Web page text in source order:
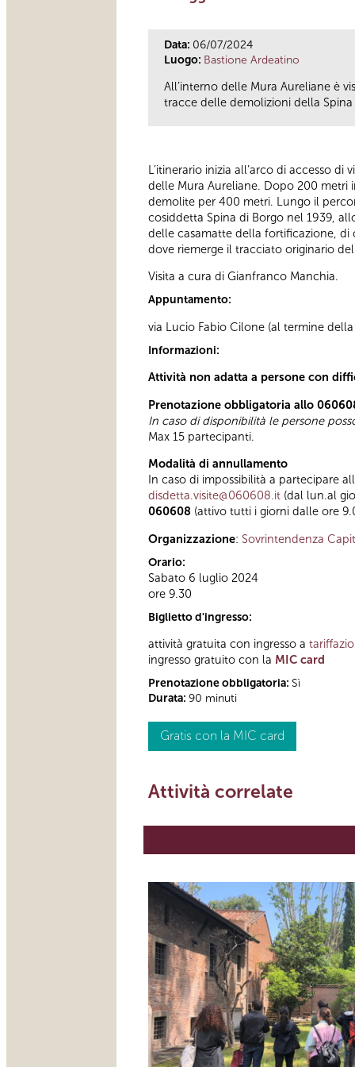
Data: 06/07/2024
Luogo: Bastione Ardeatino
All’interno delle Mura Aureliane è
tracce delle demolizioni della
L’itinerario inizia all’arco di accesso
delle Mura Aureliane. Dopo 200 metri
demolite per 400 metri. Lungo il
cosiddetta Spina di Borgo nel 1939,
delle casamatte della fortificazione, di
dove riemerge il tracciato originario
Visita a cura di Gianfranco Manchia.
Appuntamento:
via Lucio Fabio Cilone (al termine della
Informazioni:
Attività non adatta a persone con
Prenotazione obbligatoria allo
In caso di disponibilità le persone
Max 15 partecipanti.
Modalità di annullamento
In caso di impossibilità a partecipare
disdetta.visite@060608.it (dal lun.al
060608 (attivo tutti i giorni dalle ore
Organizzazione: Sovrintendenza
Orario:
Sabato 6 luglio 2024
ore 9.30
Biglietto d'ingresso:
attività gratuita con ingresso a
ingresso gratuito con la MIC card
Prenotazione obbligatoria: Sì
Durata: 90 minuti
Gratis con la MIC card
Attività correlate